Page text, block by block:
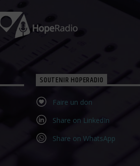
SOUTENIR HOPERADIO
Faire un don
Share on LinkedIn
Share on WhatsApp